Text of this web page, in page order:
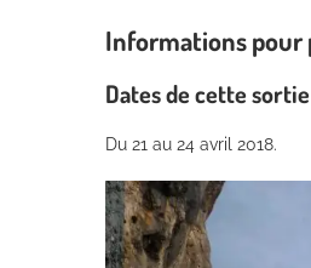
Informations pour
Dates de cette
Du 21 au 24 avril 2018.